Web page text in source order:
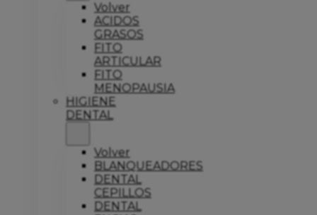
Volver
ACIDOS
GRASOS
FITO
ARTICULAR
FITO
MENOPAUSIA
HIGIENE
DENTAL
Volver
BLANQUEADORES
DENTAL
CEPILLOS
DENTAL